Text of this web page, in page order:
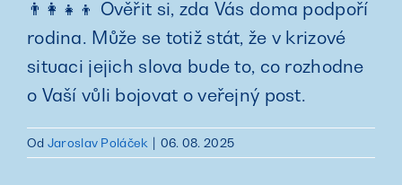
👨‍👩‍👧‍👦 Ověřit si, zda Vás doma podpoří
rodina. Může se totiž stát, že v krizové
situaci jejich slova bude to, co rozhodne
o Vaší vůli bojovat o veřejný post.
Od Jaroslav Poláček 06. 08. 2025